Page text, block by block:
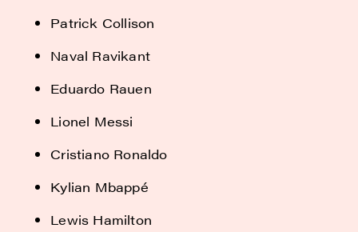
Patrick Collison
Naval Ravikant
Eduardo Rauen
Lionel Messi
Cristiano Ronaldo
Kylian Mbappé
Lewis Hamilton